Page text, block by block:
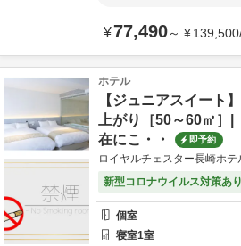
¥77,490～ ¥139,500
ホテル
【ジュニアスイート
上がり［50～60㎡］
在にこ・・
即予約
ロイヤルチェスター長崎ホテ
新型コロナウイルス対策あり
個室
寝室1室